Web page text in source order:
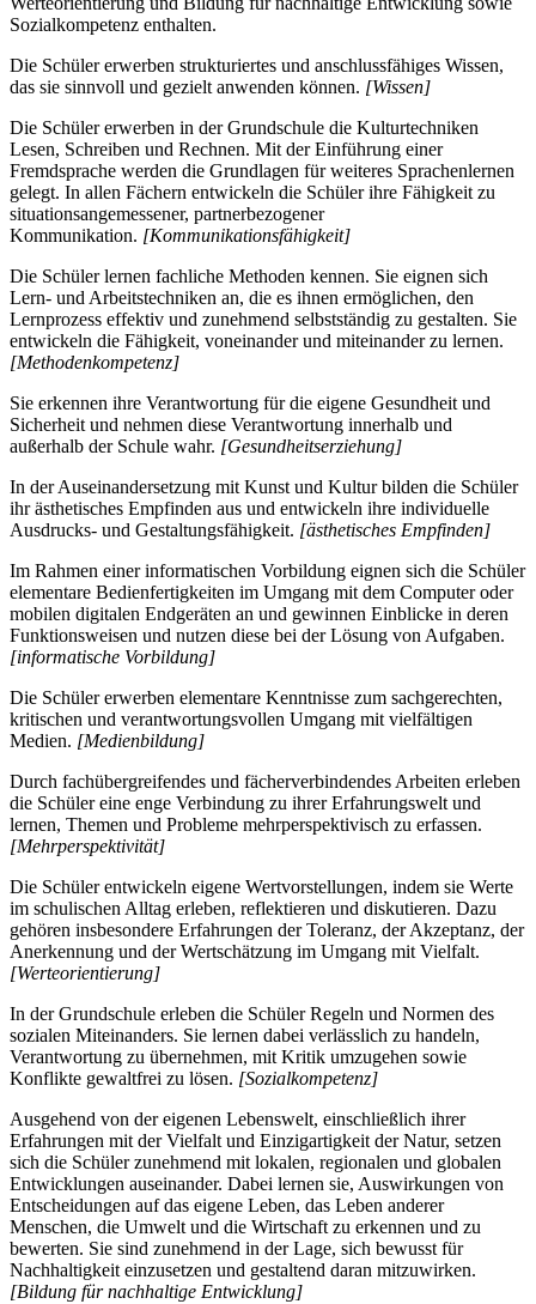
Sozialkompetenz enthalten.
Die Schüler erwerben strukturiertes und anschlussfähiges Wissen,
das sie sinnvoll und gezielt anwenden können. [Wissen]
Die Schüler erwerben in der Grundschule die Kulturtechniken
Lesen, Schreiben und Rechnen. Mit der Einführung einer
Fremdsprache werden die Grundlagen für weiteres Sprachenlernen
gelegt. In allen Fächern entwickeln die Schüler ihre Fähigkeit zu
situationsangemessener, partnerbezogener
Kommunikation. [Kommunikationsfähigkeit]
Die Schüler lernen fachliche Methoden kennen. Sie eignen sich
Lern- und Arbeitstechniken an, die es ihnen ermöglichen, den
Lernprozess effektiv und zunehmend selbstständig zu gestalten. Sie
entwickeln die Fähigkeit, voneinander und miteinander zu lernen.
[Methodenkompetenz]
Sie erkennen ihre Verantwortung für die eigene Gesundheit und
Sicherheit und nehmen diese Verantwortung innerhalb und
außerhalb der Schule wahr. [Gesundheitserziehung]
In der Auseinandersetzung mit Kunst und Kultur bilden die Schüler
ihr ästhetisches Empfinden aus und entwickeln ihre individuelle
Ausdrucks- und Gestaltungsfähigkeit. [ästhetisches Empfinden]
Im Rahmen einer informatischen Vorbildung eignen sich die Schüler
elementare Bedienfertigkeiten im Umgang mit dem Computer oder
mobilen digitalen Endgeräten an und gewinnen Einblicke in deren
Funktionsweisen und nutzen diese bei der Lösung von Aufgaben.
[informatische Vorbildung]
Die Schüler erwerben elementare Kenntnisse zum sachgerechten,
kritischen und verantwortungsvollen Umgang mit vielfältigen
Medien. [Medienbildung]
Durch fachübergreifendes und fächerverbindendes Arbeiten erleben
die Schüler eine enge Verbindung zu ihrer Erfahrungswelt und
lernen, Themen und Probleme mehrperspektivisch zu erfassen.
[Mehrperspektivität]
Die Schüler entwickeln eigene Wertvorstellungen, indem sie Werte
im schulischen Alltag erleben, reflektieren und diskutieren. Dazu
gehören insbesondere Erfahrungen der Toleranz, der Akzeptanz, der
Anerkennung und der Wertschätzung im Umgang mit Vielfalt.
[Werteorientierung]
In der Grundschule erleben die Schüler Regeln und Normen des
sozialen Miteinanders. Sie lernen dabei verlässlich zu handeln,
Verantwortung zu übernehmen, mit Kritik umzugehen sowie
Konflikte gewaltfrei zu lösen. [Sozialkompetenz]
Ausgehend von der eigenen Lebenswelt, einschließlich ihrer
Erfahrungen mit der Vielfalt und Einzigartigkeit der Natur, setzen
sich die Schüler zunehmend mit lokalen, regionalen und globalen
Entwicklungen auseinander. Dabei lernen sie, Auswirkungen von
Entscheidungen auf das eigene Leben, das Leben anderer
Menschen, die Umwelt und die Wirtschaft zu erkennen und zu
bewerten. Sie sind zunehmend in der Lage, sich bewusst für
Nachhaltigkeit einzusetzen und gestaltend daran mitzuwirken.
[Bildung für nachhaltige Entwicklung]